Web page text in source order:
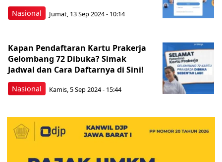
Nasional Jumat, 13 Sep 2024 - 10:14
Nasional
Kapan Pendaftaran Kartu Prakerja
Gelombang 72 Dibuka? Simak
Jadwal dan Cara Daftarnya di Sini!
Kamis, 5 Sep 2024 - 15:44